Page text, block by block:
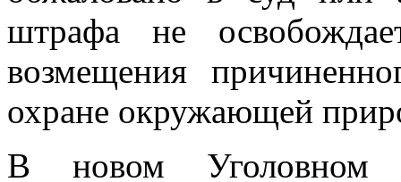
штрафа не
возмещения
охране окружающей
В новом Уголовном